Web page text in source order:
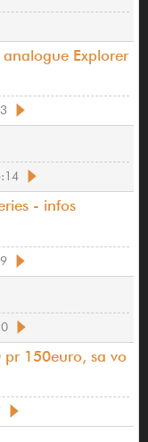
Explorer
- infos
pr 150euro, sa vo